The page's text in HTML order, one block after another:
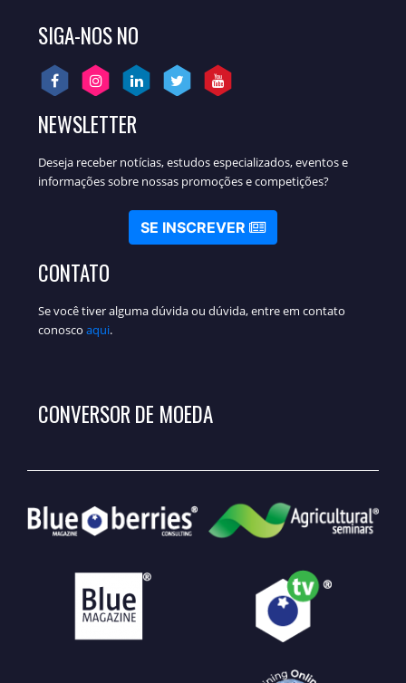
SIGA-NOS NO
NEWSLETTER
Deseja receber notícias, estudos especializados, eventos e
informações sobre nossas promoções e competições?
SE INSCREVER
CONTATO
Se você tiver alguma dúvida ou dúvida, entre em contato
conosco aqui.
CONVERSOR DE MOEDA